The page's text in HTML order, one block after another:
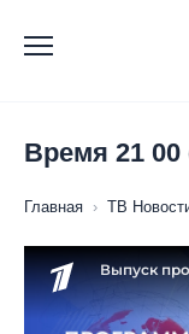
содержанию
Время 21 00
Главная › ТВ